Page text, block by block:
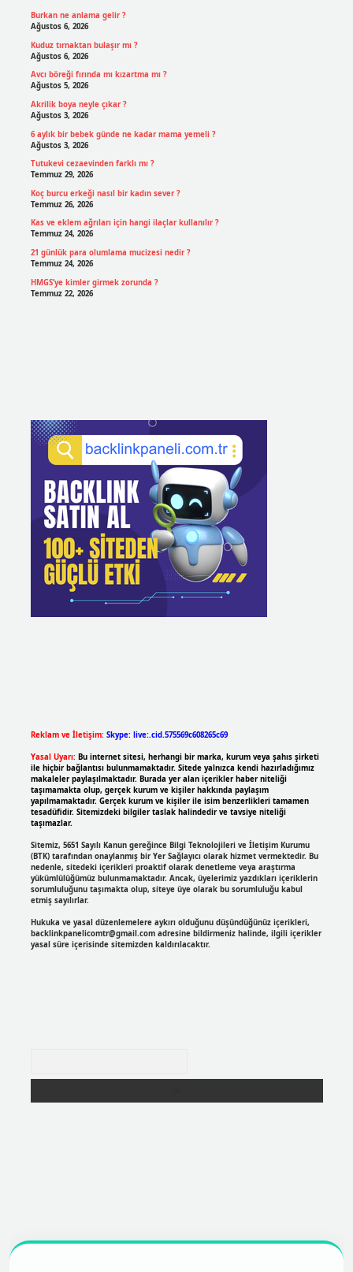
Burkan ne anlama gelir ?
Ağustos 6, 2026
Kuduz tırnaktan bulaşır mı ?
Ağustos 6, 2026
Avcı böreği fırında mı kızartma mı ?
Ağustos 5, 2026
Akrilik boya neyle çıkar ?
Ağustos 3, 2026
6 aylık bir bebek günde ne kadar mama yemeli ?
Ağustos 3, 2026
Tutukevi cezaevinden farklı mı ?
Temmuz 29, 2026
Koç burcu erkeği nasıl bir kadın sever ?
Temmuz 26, 2026
Kas ve eklem ağrıları için hangi ilaçlar kullanılır ?
Temmuz 24, 2026
21 günlük para olumlama mucizesi nedir ?
Temmuz 24, 2026
HMGS’ye kimler girmek zorunda ?
Temmuz 22, 2026
Reklam ve İletişim: Skype: live:.cid.575569c608265c69
Yasal Uyarı: Bu internet sitesi, herhangi bir marka, kurum veya şahıs şirketi
ile hiçbir bağlantısı bulunmamaktadır. Sitede yalnızca kendi hazırladığımız
makaleler paylaşılmaktadır. Burada yer alan içerikler haber niteliği
taşımamakta olup, gerçek kurum ve kişiler hakkında paylaşım
yapılmamaktadır. Gerçek kurum ve kişiler ile isim benzerlikleri tamamen
tesadüfidir. Sitemizdeki bilgiler taslak halindedir ve tavsiye niteliği
taşımazlar.
Sitemiz, 5651 Sayılı Kanun gereğince Bilgi Teknolojileri ve İletişim Kurumu
(BTK) tarafından onaylanmış bir Yer Sağlayıcı olarak hizmet vermektedir. Bu
nedenle, sitedeki içerikleri proaktif olarak denetleme veya araştırma
yükümlülüğümüz bulunmamaktadır. Ancak, üyelerimiz yazdıkları içeriklerin
sorumluluğunu taşımakta olup, siteye üye olarak bu sorumluluğu kabul
etmiş sayılırlar.
Hukuka ve yasal düzenlemelere aykırı olduğunu düşündüğünüz içerikleri,
backlinkpanelicomtr@gmail.comadresine bildirmeniz halinde, ilgili içerikler
yasal süre içerisinde sitemizden kaldırılacaktır.